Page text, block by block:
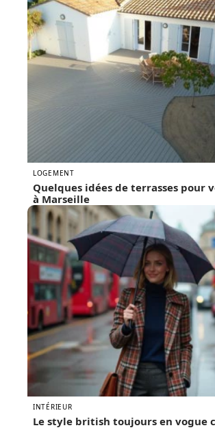
LOGEMENT
Quelques idées de terrasses pour
à Marseille
INTÉRIEUR
Le style british toujours en vogue